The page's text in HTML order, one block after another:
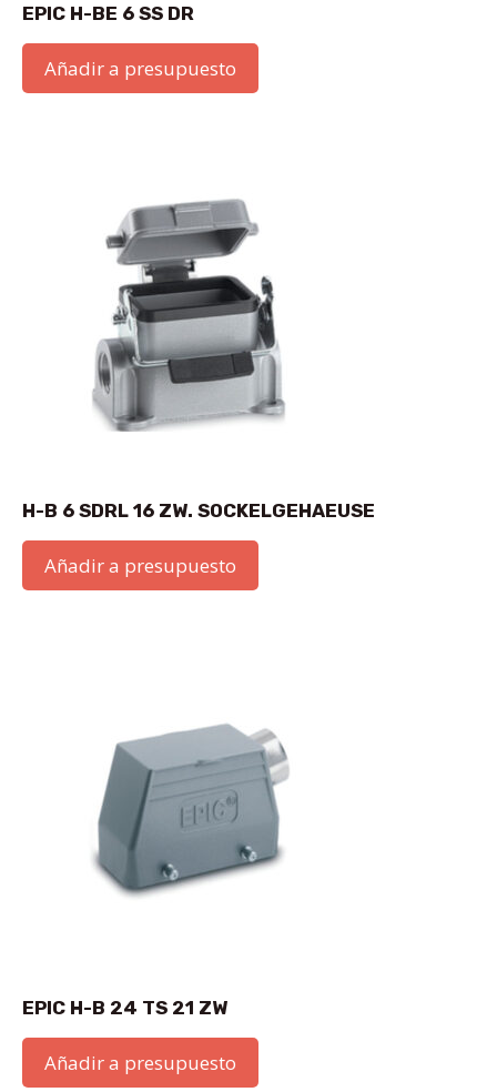
EPIC H-BE 6 SS DR
Añadir a presupuesto
H-B 6 SDRL 16 ZW. SOCKELGEHAEUSE
Añadir a presupuesto
EPIC H-B 24 TS 21 ZW
Añadir a presupuesto